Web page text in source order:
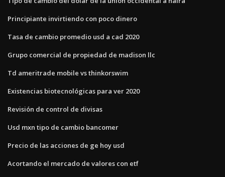
Principiante invirtiendo con poco dinero
Tasa de cambio promedio usd a cad 2020
Grupo comercial de propiedad de madison llc
Td ameritrade mobile vs thinkorswim
Existencias biotecnológicas para ver 2020
Revisión de control de divisas
Usd mxn tipo de cambio bancomer
Precio de las acciones de ge hoy usd
Acortando el mercado de valores con etf